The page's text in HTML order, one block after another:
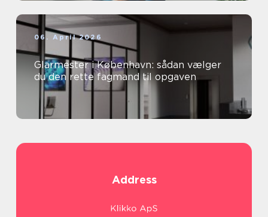
06. April 2026
Glarmester i København: sådan vælger
du den rette fagmand til opgaven
Address